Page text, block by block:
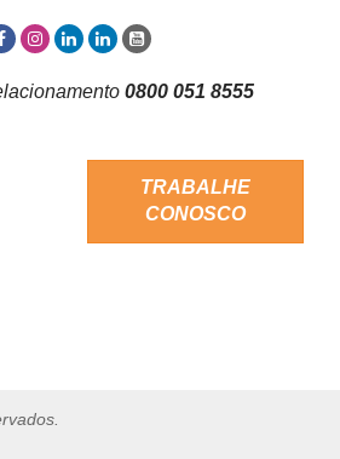
0800 051 8555
TRABALHE
CONOSCO